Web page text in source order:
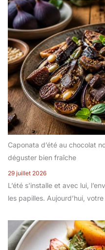
Caponata d’été au chocolat
déguster bien fraîche
29 juillet 2026
L’été s’installe et avec lui,
les papilles. Aujourd’hui,